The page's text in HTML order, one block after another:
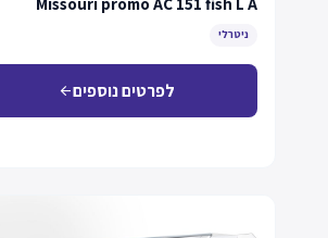
ניטרלי
לפרטים נוספיםarrow_back